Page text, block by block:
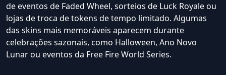
de eventos de Faded Wheel, sorteios de Luck Royale ou
lojas de troca de tokens de tempo limitado. Algumas
das skins mais memoráveis aparecem durante
celebrações sazonais, como Halloween, Ano Novo
Lunar ou eventos da Free Fire World Series.